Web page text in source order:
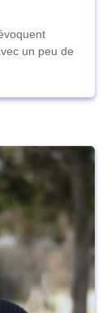
un peu de